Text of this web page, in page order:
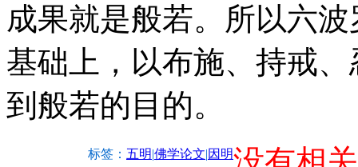
成果就是般若。所以六
基础上，以布施、持戒
到般若的目的。
标签： 五明|佛学论文|因明